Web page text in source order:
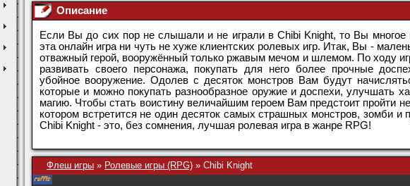
Описание
Если Вы до сих пор не слышали и не играли в Chibi Knight, то Вы многое
эта онлайн игра ни чуть не хуже клиентских ролевых игр. Итак, Вы -
отважный герой, вооружённый только ржавым мечом и шлемом. По ходу
развивать своего персонажа, покупать для него более прочные
убойное вооружение. Одолев с десяток монстров Вам будут
которые и можно покупать разнообразное оружие и доспехи, улучшать
магию. Чтобы стать воистину величайшим героем Вам предстоит пройти
котором встретится не один десяток самых страшных монстров, зомби и
Chibi Knight - это, без сомнения, лучшая ролевая игра в жанре RPG!
Флеш игры » Ролевые игры (RPG) » Chibi Knight